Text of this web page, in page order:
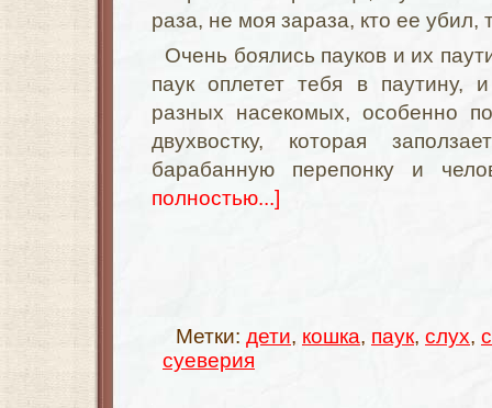
раза, не моя зараза, кто ее убил,
Очень боялись пауков и их
паук оплетет тебя в
разных насекомых, особенно
двухвостку, которая
барабанную перепонку и
полностью...]
Метки: дети, кошка, паук, слух,
суеверия